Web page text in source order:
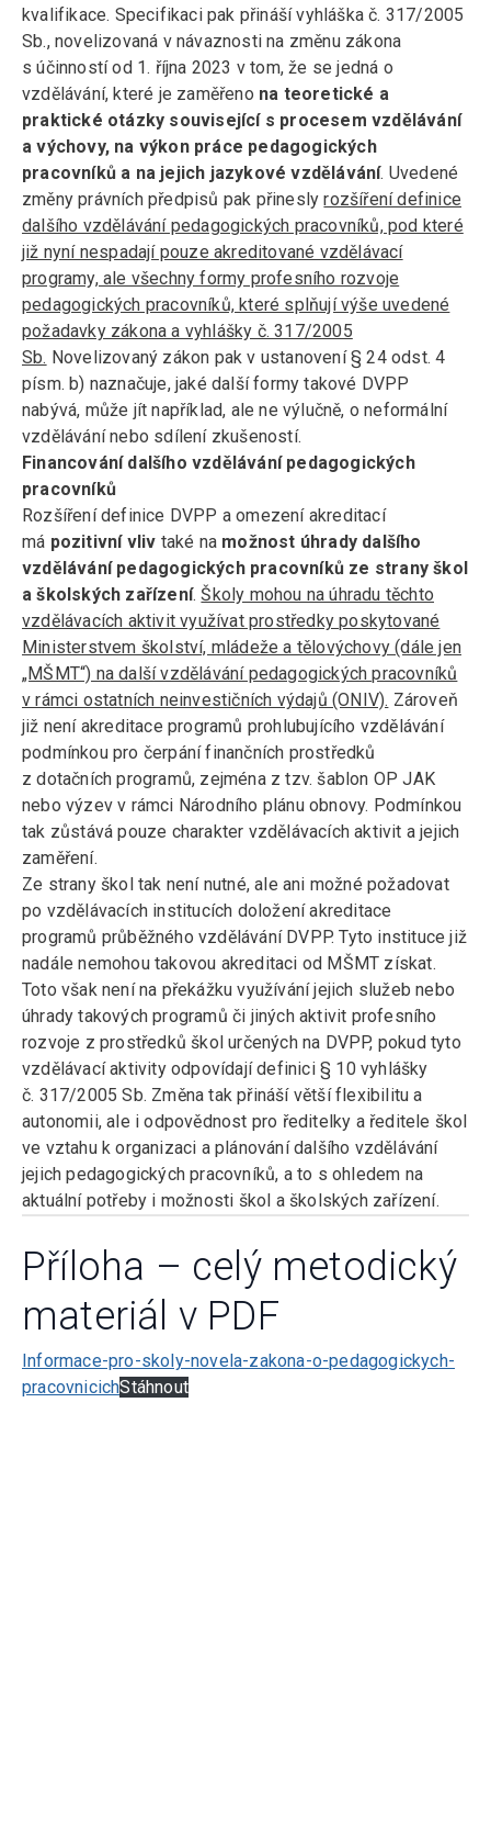
kvalifikace. Specifikaci pak přináší vyhláška č. 317/2005
Sb., novelizovaná v návaznosti na změnu zákona
s účinností od 1. října 2023 v tom, že se jedná o
vzdělávání, které je zaměřeno na teoretické a
praktické otázky související s procesem vzdělávání
a výchovy, na výkon práce pedagogických
pracovníků a na jejich jazykové vzdělávání. Uvedené
změny právních předpisů pak přineslyrozšíření definice
dalšího vzdělávání pedagogických pracovníků, pod které
již nyní nespadají pouze akreditované vzdělávací
programy, ale všechny formy profesního rozvoje
pedagogických pracovníků, které splňují výše uvedené
požadavky zákona a vyhlášky č. 317/2005
Sb. Novelizovaný zákon pak v ustanovení § 24 odst. 4
písm. b) naznačuje, jaké další formy takové DVPP
nabývá, může jít například, ale ne výlučně, o neformální
vzdělávání nebo sdílení zkušeností.
Financování dalšího vzdělávání pedagogických
pracovníků
Rozšíření definice DVPP a omezení akreditací
má pozitivní vliv také na možnost úhrady dalšího
vzdělávání pedagogických pracovníků ze strany škol
a školských zařízení.Školy mohou na úhradu těchto
vzdělávacích aktivit využívat prostředky poskytované
Ministerstvem školství, mládeže a tělovýchovy (dále jen
„MŠMT“) na další vzdělávání pedagogických pracovníků
v rámci ostatních neinvestičních výdajů (ONIV). Zároveň
již není akreditace programů prohlubujícího vzdělávání
podmínkou pro čerpání finančních prostředků
z dotačních programů, zejména z tzv. šablon OP JAK
nebo výzev v rámci Národního plánu obnovy. Podmínkou
tak zůstává pouze charakter vzdělávacích aktivit a jejich
zaměření.
Ze strany škol tak není nutné, ale ani možné požadovat
po vzdělávacích institucích doložení akreditace
programů průběžného vzdělávání DVPP. Tyto instituce již
nadále nemohou takovou akreditaci od MŠMT získat.
Toto však není na překážku využívání jejich služeb nebo
úhrady takových programů či jiných aktivit profesního
rozvoje z prostředků škol určených na DVPP, pokud tyto
vzdělávací aktivity odpovídají definici § 10 vyhlášky
č. 317/2005 Sb. Změna tak přináší větší flexibilitu a
autonomii, ale i odpovědnost pro ředitelky a ředitele škol
ve vztahu k organizaci a plánování dalšího vzdělávání
jejich pedagogických pracovníků, a to s ohledem na
aktuální potřeby i možnosti škol a školských zařízení.
Příloha – celý metodický
materiál v PDF
Informace-pro-skoly-novela-zakona-o-pedagogickych-
pracovnicichStáhnout